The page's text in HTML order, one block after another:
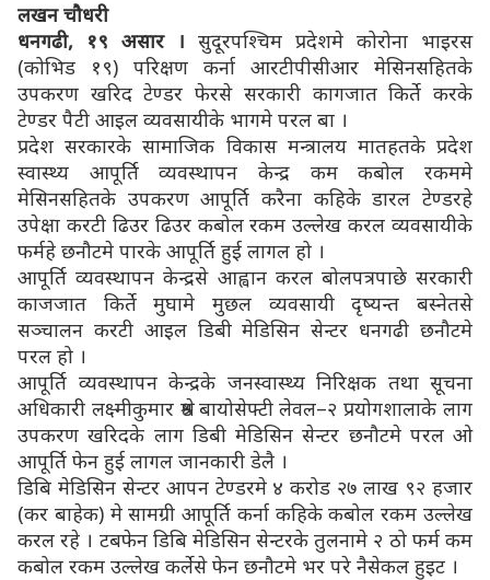
लखन चौधरी
धनगढी, १९ असार । सुदूरपश्चिम प्रदेशमे कोरोना भाइरस
(कोभिड १९) परिक्षण कर्ना आरटीपीसीआर मेसिनसहितके
उपकरण खरिद टेण्डर फेरसे सरकारी कागजात किर्ते करके
टेण्डर पैटी आइल व्यवसायीके भागमे परल बा ।
प्रदेश सरकारके सामाजिक विकास मन्त्रालय मातहतके प्रदेश
स्वास्थ्य आपूर्ति व्यवस्थापन केन्द्र कम कबोल रकममे
मेसिनसहितके उपकरण आपूर्ति करैना कहिके डारल टेण्डरहे
उपेक्षा करटी ढिउर ढिउर कबोल रकम उल्लेख करल व्यवसायीके
फर्महे छनौटमे पारके आपूर्ति हुई लागल हो ।
आपूर्ति व्यवस्थापन केन्द्रसे आह्वान करल बोलपत्रपाछे सरकारी
काजजात किर्ते मुघामे मुछल व्यवसायी दृष्यन्त बस्नेतसे
सञ्चालन करटी आइल डिबी मेडिसिन सेन्टर धनगढी छनौटमे
परल हो ।
आपूर्ति व्यवस्थापन केन्द्रके जनस्वास्थ्य निरिक्षक तथा सूचना
अधिकारी लक्ष्मीकुमार श्रेष्ठ बायोसेफ्टी लेवल–२ प्रयोगशालाके लाग
उपकरण खरिदके लाग डिबी मेडिसिन सेन्टर छनौटमे परल ओ
आपूर्ति फेन हुई लागल जानकारी डेलै ।
डिबि मेडिसिन सेन्टर आपन टेण्डरमे ४ करोड २७ लाख ९२ हजार
(कर बाहेक) मे सामग्री आपूर्ति कर्ना कहिके कबोल रकम उल्लेख
करल रहे । टबफेन डिबि मेडिसिन सेन्टरके तुलनामे २ ठो फर्म कम
कबोल रकम उल्लेख कर्लेसे फेन छनौटमे भर परे नैसेकल हुइट ।